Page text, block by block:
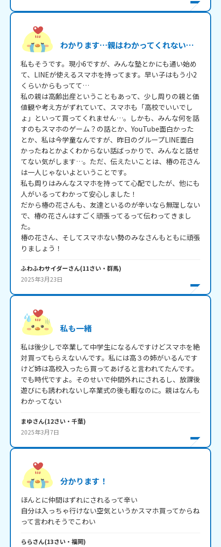
わかります…親はわかってくれない…
私もそうです。現小6ですが、みんな塾とかにも通い始め
て、LINEが使えるスマホを持ってます。早い子はもう小2
くらいからもってて…
私の親は高齢出産ということもあって、少し周りの親と価
値観や考え方がずれていて、スマホも「高校でいいでし
ょ」といって買ってくれません…。しかも、みんな何を話
すのもスマホのゲーム？の話とか、YouTube面白かった
とか、私は今学童なんですが、昨日のグループLINE面白
かったねとかよくわからない話ばっかりで、みんなと話せ
てない気がします…。ただ、伝えたいことは、椿の花さん
は一人じゃないよということです。
私も周りはみんなスマホを持ってて心配でしたが、他にも
人がいるってわかって安心しました！
だから椿の花さんも、友達といるのが辛いなら無理しない
で、椿の花さんはすごく頑張ってるって伝わってきまし
た。
椿の花さん、そしてスマホない勢のみなさんもともに頑張
りましょう！
ふわふわサイダーさん(11さい・ 群馬)
2025年3月23日
私も一緒
私は後少しで卒業して中学生になるんですけどスマホを絶
対買ってもらえないんです。私には高３の姉がいるんです
けど姉は高校入ったら買ってあげると言われてたんです。
でも時代ですよ。そのせいで仲間外れにされるし、放課後
遊びにも誘われないし卒業式の後も暇なのに。親はなんも
わかってない
まゆさん(12さい・ 千葉)
2025年3月7日
分かります！
ほんとに仲間はずれにされるって辛い
自分は入っちゃ行けない空気というかスマホ買ってからね
って言われそうでこわい
ららさん(13さい・ 福岡)